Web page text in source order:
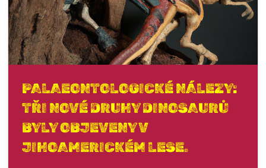
PALAEONTOLOGICKÉ NÁLEZY:
TŘI NOVÉ DRUHY DINOSAURŮ
BYLY OBJEVENY V
JIHOAMERICKÉM LESE.